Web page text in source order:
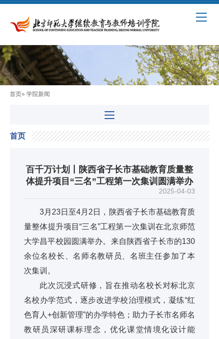
首页» 学院新闻
首页
百千万计划丨陕西省子长市基础教育质量整
体提升项目“三名”工程第一次集训圆满举办
2025-04-03
3月23日至4月2日，陕西省子长市基础教育质
量整体提升项目“三名”工程第一次集训在北京师范
大学昌平校园圆满举办。来自陕西省子长市的130
余位名校长、名师名教研员、名班主任参加了本
次集训。
此次沉浸式研修，旨在推动名校长对标北京
名校办学范式，逐步改进学校治理模式，凝练“红
色育人+创新管理”的办学特色；助力子长市名师名
教研员深研课标理念，优化课堂情境化设计能